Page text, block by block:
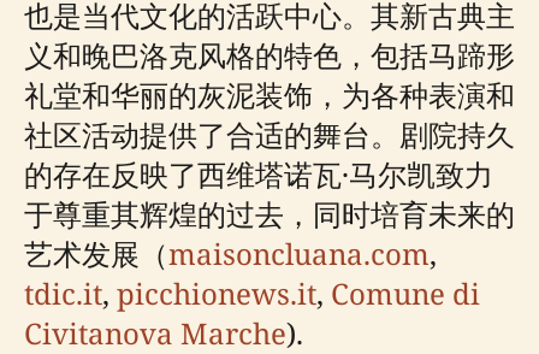
也是当代文化的活跃中心。其新古典主
义和晚巴洛克风格的特色，包括马蹄形
礼堂和华丽的灰泥装饰，为各种表演和
社区活动提供了合适的舞台。剧院持久
的存在反映了西维塔诺瓦·马尔凯致力
于尊重其辉煌的过去，同时培育未来的
艺术发展（maisoncluana.com,
tdic.it, picchionews.it, Comune di
Civitanova Marche).